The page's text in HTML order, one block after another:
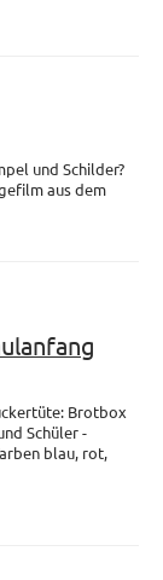
und Schilder?
aus dem
Brotbox
Schüler -
blau, rot,